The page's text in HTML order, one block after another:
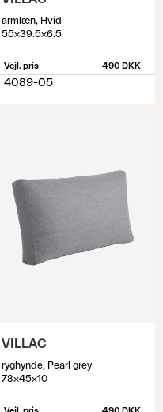
armlæn, Hvid
55x39.5x6.5
Vejl. pris 490 DKK
4089-05
VILLAC
ryghynde, Pearl grey
78x45x10